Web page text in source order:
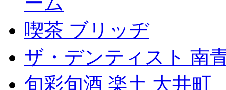
喫茶 ブリッヂ
ザ・デンティスト 南
旬彩旬酒 楽土 大井町